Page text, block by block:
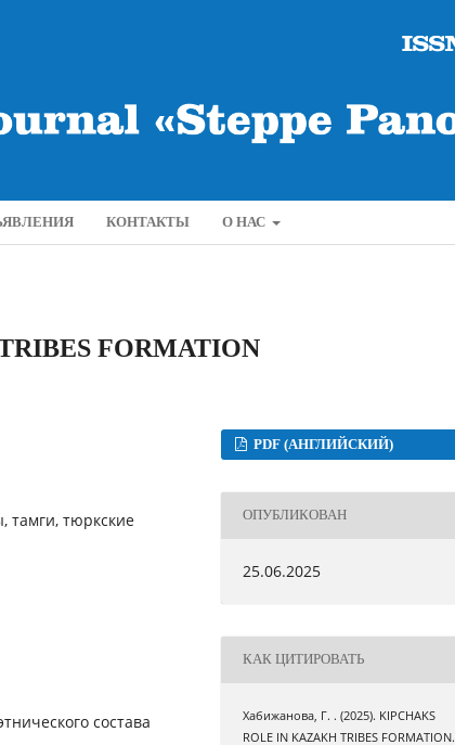
КОНТАКТЫ О НАС
FORMATION
тамги, тюркские
состава
PDF (АНГЛИЙСКИЙ)
ОПУБЛИКОВАН
25.06.2025
КАК ЦИТИРОВАТЬ
Хабижанова, Г. . (2025). KIPCHAKS
ROLE IN KAZAKH TRIBES FORMATION.